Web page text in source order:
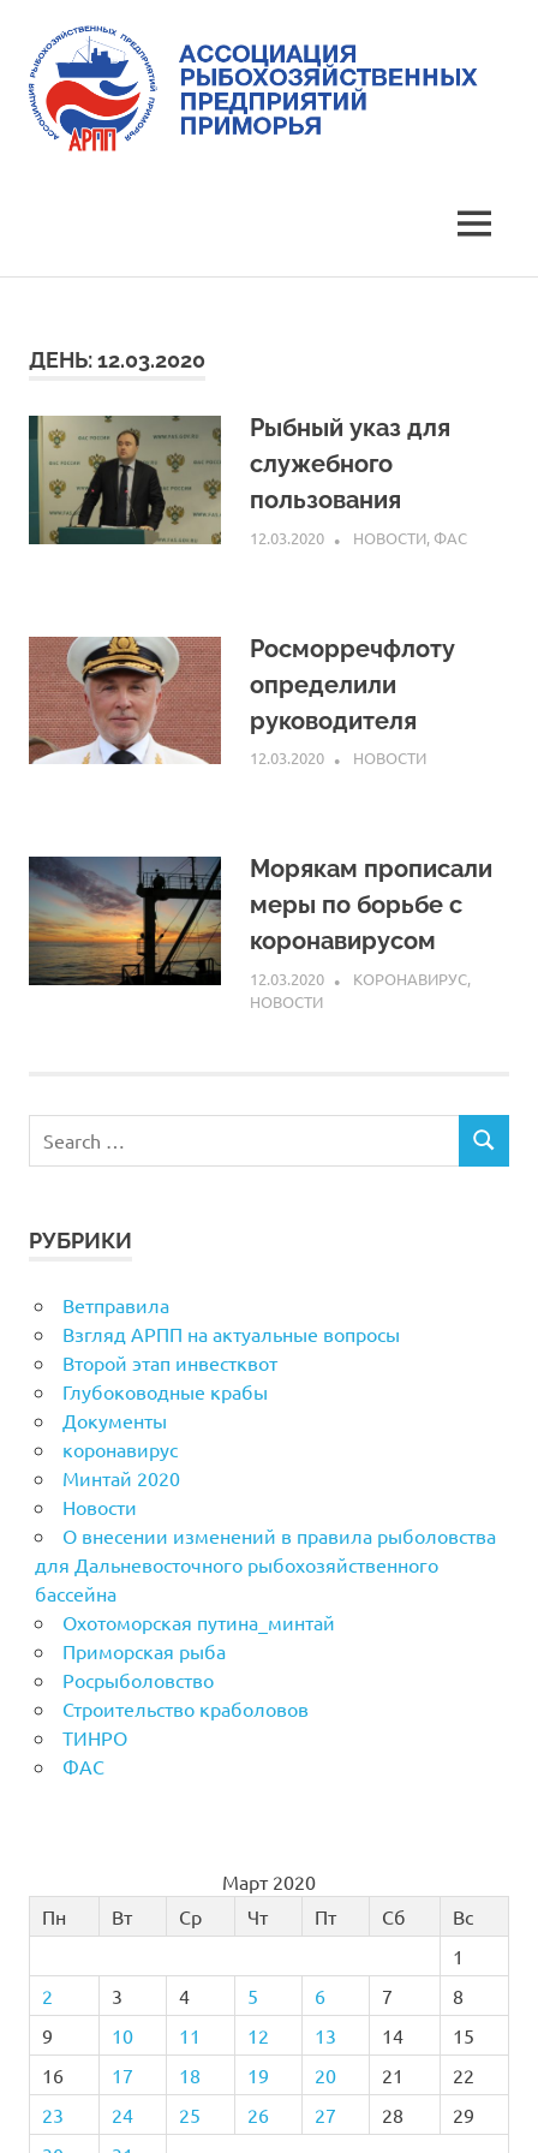
content
Приморья
MENU
ДЕНЬ:12.03.2020
Рыбный указ для
служебного
пользования
12.03.2020 ARPP
НОВОСТИ, ФАС
Росморречфлоту
определили
руководителя
12.03.2020 ARPP
НОВОСТИ
Морякам прописали
меры по борьбе с
коронавирусом
12.03.2020 ARPP
КОРОНАВИРУС,
НОВОСТИ
РУБРИКИ
Ветправила
Взгляд АРПП на актуальные вопросы
Второй этап инвестквот
Глубоководные крабы
Документы
коронавирус
Минтай 2020
Новости
О внесении изменений в правила рыболовства
для Дальневосточного рыбохозяйственного
бассейна
Охотоморская путина_минтай
Приморская рыба
Росрыболовство
Строительство краболовов
ТИНРО
ФАС
Март 2020
Пн
Вт Ср Чт Пт Сб
Вс
1
2
3 4 5 6 7
8
9
10 11 12 13 14
15
16
17 18 19 20 21
22
23
24 25 26 27 28
29